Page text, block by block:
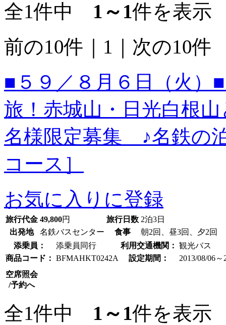
全1件中 1～1件を表示
前の10件
1
次の10件
■５９／８月６日（火）
旅！赤城山・日光白
名様限定募集 ♪名鉄の
コース］
お気に入りに登録
旅行代金 49,800円 旅行日数 2泊3日
出発地
名鉄バスセンター 食事
朝2回、昼3回、夕2回
添乗員：
添乗員同行 利用交通機関： 観光バス
商品コード： BFMAHKT0242A 設定期間：
2013/08/06～
空席照会
/予約へ
全1件中 1～1件を表示